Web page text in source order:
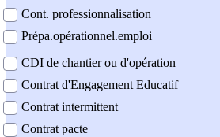
Cont. professionnalisation
Prépa.opérationnel.emploi
CDI de chantier ou d'opération
Contrat d'Engagement Educatif
Contrat intermittent
Contrat pacte